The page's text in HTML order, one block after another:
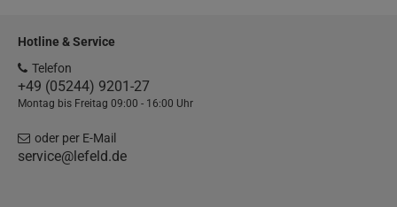
Hotline & Service
Telefon
+49 (05244) 9201-27
Montag bis Freitag 09:00 - 16:00 Uhr
oder per E-Mail
service@lefeld.de